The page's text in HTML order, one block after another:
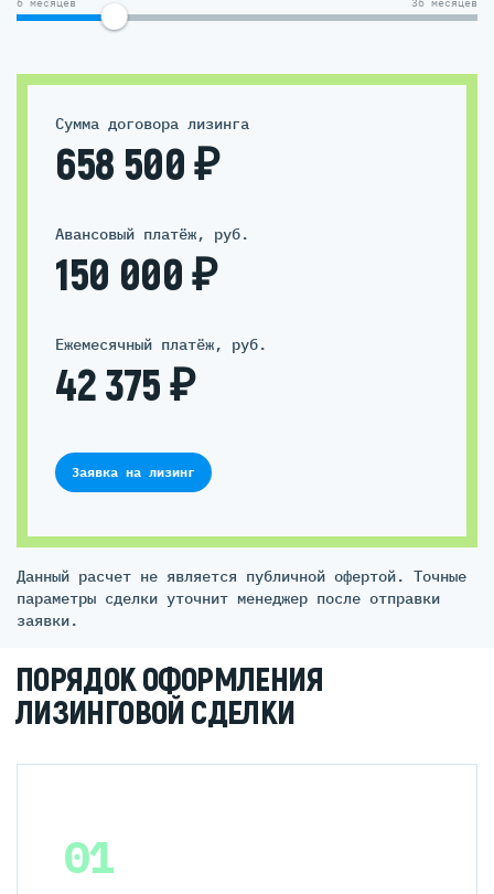
Сумма договора лизинга
658 500 ₽
Авансовый платёж, руб.
150 000 ₽
Ежемесячный платёж, руб.
42 375 ₽
Заявка на лизинг
Данный расчет не является публичной офертой. Точные
параметры сделки уточнит менеджер после отправки
заявки.
ПОРЯДОК ОФОРМЛЕНИЯ
ЛИЗИНГОВОЙ СДЕЛКИ
01